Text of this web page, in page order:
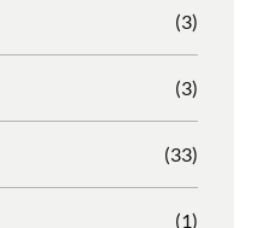
(3)
(3)
(33)
(1)